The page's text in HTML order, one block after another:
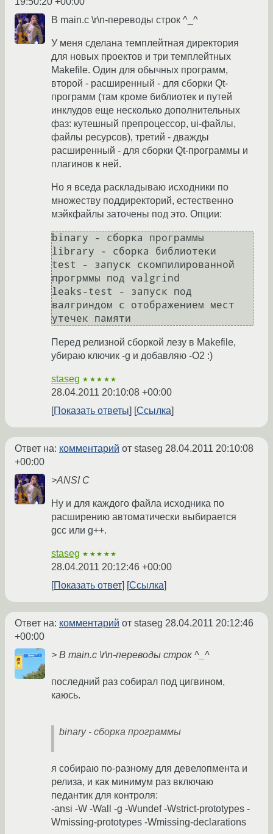
В main.c \r\n-переводы строк ^_^
У меня сделана темплейтная директория
для новых проектов и три темплейтных
Makefile. Один для обычных программ,
второй - расширенный - для сборки Qt-
программ (там кроме библиотек и путей
инклудов еще несколько дополнительных
фаз: кутешный препроцессор, ui-файлы,
файлы ресурсов), третий - дважды
расширенный - для сборки Qt-программы и
плагинов к ней.
Но я вседа раскладываю исходники по
множеству поддиректорий, естественно
мэйкфайлы заточены под это. Опции:
binary - сборка программы
library - сборка библиотеки
test - запуск скомпилированной
прогрммы под valgrind
leaks-test - запуск под
валгриндом с отображением мест
Перед релизной сборкой лезу в Makefile,
убираю ключик -g и добавляю -O2 :)
staseg ★★★★★
28.04.2011 20:10:08 +00:00
Показать ответы
Ссылка
Ответ на: комментарий от staseg 28.04.2011 20:10:08
+00:00
>ANSI C
Ну и для каждого файла исходника по
расширению автоматически выбирается
gcc или g++.
staseg ★★★★★
28.04.2011 20:12:46 +00:00
Показать ответ
Ссылка
Ответ на: комментарий от staseg 28.04.2011 20:12:46
+00:00
> В main.c \r\n-переводы строк ^_^
последний раз собирал под цигвином,
каюсь.
binary - сборка программы
я собираю по-разному для девелопмента и
релиза, и как минимум раз включаю
педантик для контроля:
-ansi -W -Wall -g -Wundef -Wstrict-prototypes -
Wmissing-prototypes -Wmissing-declarations